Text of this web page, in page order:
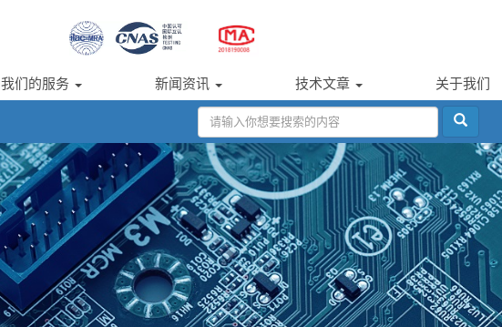
我们的服务 新闻资讯 技术文章 关于我们